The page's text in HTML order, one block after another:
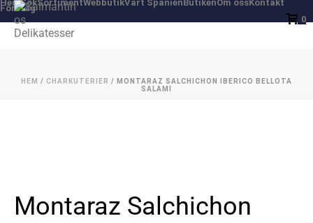
HemSökSortimentWebbutikVårt Spanien ButikenOm oss Kontakt
Företag
0
HEM / CHARKUTERIER / MONTARAZ SALCHICHON IBERICO BELLOTA
SALAMI
Montaraz Salchichon